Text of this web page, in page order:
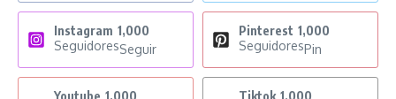
Instagram 1,000
SeguidoresSeguir
Pinterest 1,000
SeguidoresPin